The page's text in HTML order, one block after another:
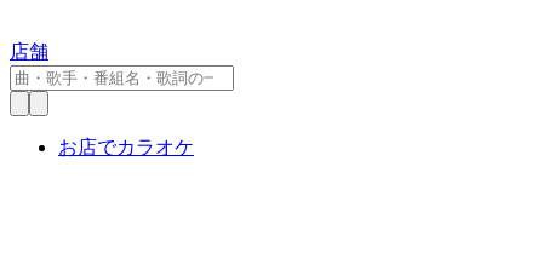
店舗
お店でカラオケ